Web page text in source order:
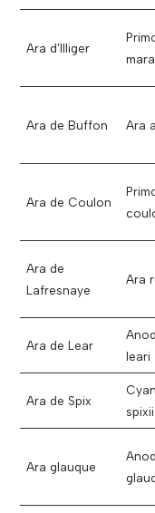
Ara d’Illiger
Ara de Buffon Ara
Ara de Coulon
Ara de
Lafresnaye
Ara
Ara de Lear
leari
Ara de Spix
spixii
Ara glauque